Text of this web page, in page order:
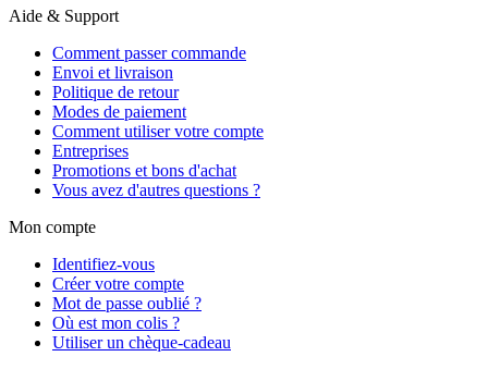
Aide & Support
Comment passer commande
Envoi et livraison
Politique de retour
Modes de paiement
Comment utiliser votre compte
Entreprises
Promotions et bons d'achat
Vous avez d'autres questions ?
Mon compte
Identifiez-vous
Créer votre compte
Mot de passe oublié ?
Où est mon colis ?
Utiliser un chèque-cadeau